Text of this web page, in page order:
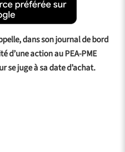
dans son journal de bord
d’une action au PEA-PME
se juge à sa date d’achat.